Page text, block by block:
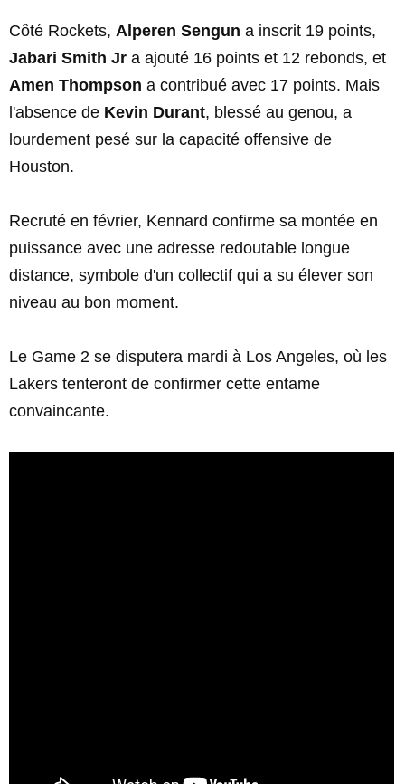
Côté Rockets, Alperen Sengun a inscrit 19 points,
Jabari Smith Jr a ajouté 16 points et 12 rebonds, et
Amen Thompson a contribué avec 17 points. Mais
l'absence de Kevin Durant, blessé au genou, a
lourdement pesé sur la capacité offensive de
Houston.
Recruté en février, Kennard confirme sa montée en
puissance avec une adresse redoutable longue
distance, symbole d'un collectif qui a su élever son
niveau au bon moment.
Le Game 2 se disputera mardi à Los Angeles, où les
Lakers tenteront de confirmer cette entame
convaincante.